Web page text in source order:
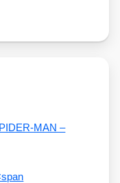
MAN –